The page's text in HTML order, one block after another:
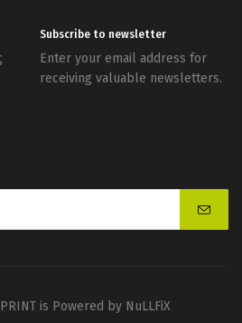
Subscribe to newsletter
Enter your email address for
receiving valuable newsletters.
is Powered by NuLLFiX